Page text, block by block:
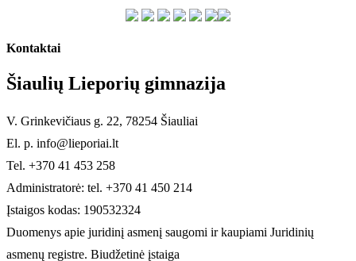
Kontaktai
Šiaulių Lieporių gimnazija
V. Grinkevičiaus g. 22, 78254 Šiauliai
El. p. info@lieporiai.lt
Tel. +370 41 453 258
Administratorė: tel. +370 41 450 214
Įstaigos kodas: 190532324
Duomenys apie juridinį asmenį saugomi ir kaupiami Juridinių
asmenų registre. Biudžetinė įstaiga